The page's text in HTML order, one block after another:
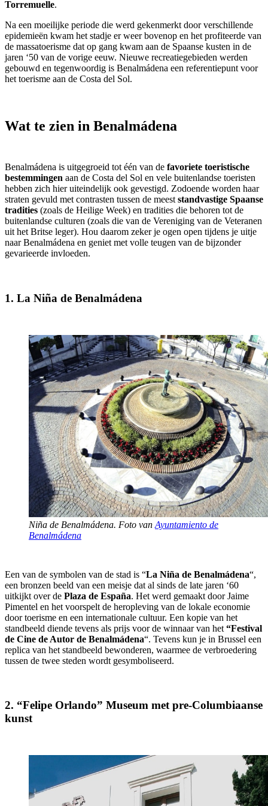
Torremuelle.
Na een moeilijke periode die werd gekenmerkt door verschillende
epidemieën kwam het stadje er weer bovenop en het profiteerde van
de massatoerisme dat op gang kwam aan de Spaanse kusten in de
jaren ‘50 van de vorige eeuw. Nieuwe recreatiegebieden werden
gebouwd en tegenwoordig is Benalmádena een referentiepunt voor
het toerisme aan de Costa del Sol.
Wat te zien in Benalmádena
Benalmádena is uitgegroeid tot één van de favoriete toeristische
bestemmingen aan de Costa del Sol en vele buitenlandse toeristen
hebben zich hier uiteindelijk ook gevestigd. Zodoende worden haar
straten gevuld met contrasten tussen de meest standvastige Spaanse
tradities (zoals de Heilige Week) en tradities die behoren tot de
buitenlandse culturen (zoals die van de Vereniging van de Veteranen
uit het Britse leger). Hou daarom zeker je ogen open tijdens je uitje
naar Benalmádena en geniet met volle teugen van de bijzonder
gevarieerde invloeden.
1. La Niña de Benalmádena
Niña de Benalmádena. Foto van Ayuntamiento de
Benalmádena
Een van de symbolen van de stad is “La Niña de Benalmádena“,
een bronzen beeld van een meisje dat al sinds de late jaren ‘60
uitkijkt over de Plaza de España. Het werd gemaakt door Jaime
Pimentel en het voorspelt de heropleving van de lokale economie
door toerisme en een internationale cultuur. Een kopie van het
standbeeld diende tevens als prijs voor de winnaar van het “Festival
de Cine de Autor de Benalmádena“. Tevens kun je in Brussel een
replica van het standbeeld bewonderen, waarmee de verbroedering
tussen de twee steden wordt gesymboliseerd.
2. “Felipe Orlando” Museum met pre-Columbiaanse
kunst